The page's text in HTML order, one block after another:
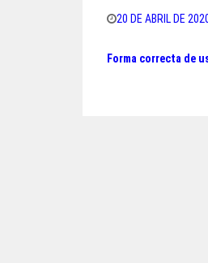
bo tt
er
20 DE ABRIL DE
Navegación
Forma correcta de